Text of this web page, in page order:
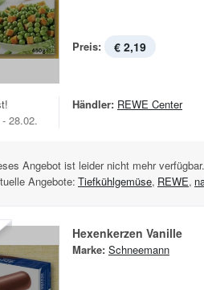
Preis: € 2,19
28.02.
Händler: REWE Center
Angebot ist leider nicht mehr verfügbar.
Angebote: Tiefkühlgemüse, REWE,
Hexenkerzen Vanille
Marke: Schneemann